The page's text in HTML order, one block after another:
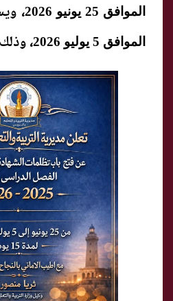
الموافق 25 يونيو 2026 ،
الموافق 5 يوليو 2026 ،